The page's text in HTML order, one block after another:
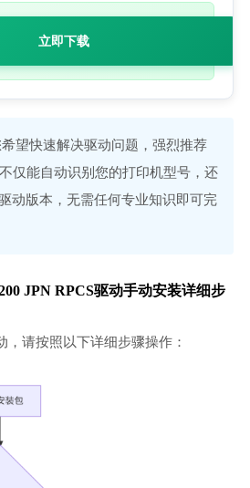
立即下载
望快速解决驱动问题，强烈推荐
仅能自动识别您的打印机型号，还
动版本，无需任何专业知识即可完
JPN RPCS驱动手动安装详细步
请按照以下详细步骤操作：